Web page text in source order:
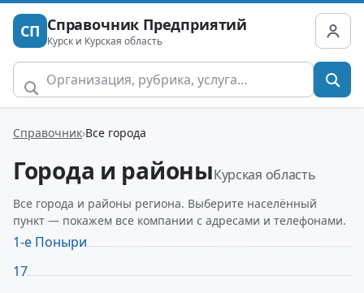
СП Справочник Предприятий
Курск и Курская область
Справочник Все города
Города и районыКурская область
Все города и районы региона. Выберите населённый
пункт — покажем все компании с адресами и телефонами.
1-е Поныри
17